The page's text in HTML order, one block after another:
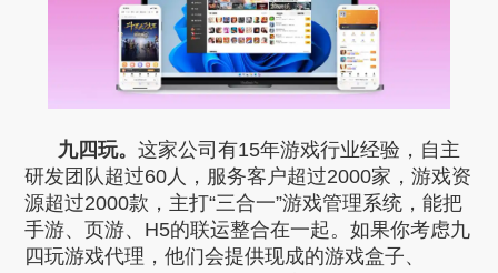
九四玩。这家公司有15年游戏行业经验，自主
研发团队超过60人，服务客户超过2000家，游戏资
源超过2000款，主打“三合一”游戏管理系统，能把
手游、页游、H5的联运整合在一起。如果你考虑九
四玩游戏代理，他们会提供现成的游戏盒子、